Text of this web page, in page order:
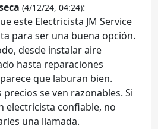
(4/12/24, 04:24):
este Electricista JM Service
para ser una buena opción.
desde instalar aire
hasta reparaciones
que laburan bien.
precios se ven razonables. Si
electricista confiable, no
una llamada.